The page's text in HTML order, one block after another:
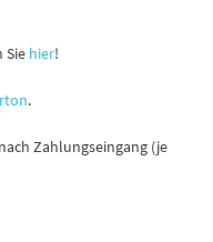
Sie hier!
.
Zahlungseingang (je